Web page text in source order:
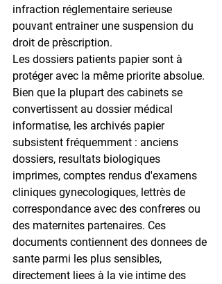
infraction réglementaire serieuse
pouvant entrainer une suspension du
droit de prèscription.
Les dossiers patients papier sont à
protéger avec la même priorite absolue.
Bien que la plupart des cabinets se
convertissent au dossier médical
informatise, les archivés papier
subsistent fréquemment : anciens
dossiers, resultats biologiques
imprimes, comptes rendus d'examens
cliniques gynecologiques, lettrès de
correspondance avec des confreres ou
des maternites partenaires. Ces
documents contiennent des donnees de
sante parmi les plus sensibles,
directement liees à la vie intime des